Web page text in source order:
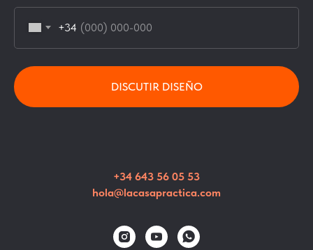
+34
DISCUTIR DISEÑO
+34 643 56 05 53
hola@lacasapractica.com